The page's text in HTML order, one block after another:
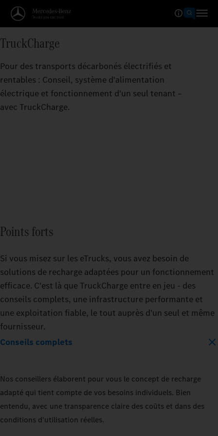
TruckCharge
Pour des transports décarbonés électrifiés et
rentables : Conseil, système d'alimentation
électrique et fonctionnement d'un seul tenant –
avec TruckCharge.
Points forts
Si vous misez sur les eTrucks, vous avez besoin de
solutions de recharge adaptées pour un fonctionnement
efficace. C'est là que TruckCharge entre en jeu - des
conseils complets, une infrastructure performante et
une exploitation fiable, le tout auprès d'un seul et même
fournisseur.
Conseils complets
Nos conseillers élaborent pour vous le concept de recharge
adapté qui tient compte de vos besoins individuels. Bien
entendu, avec une transparence claire des coûts et dans des
conditions d'utilisation réelles.